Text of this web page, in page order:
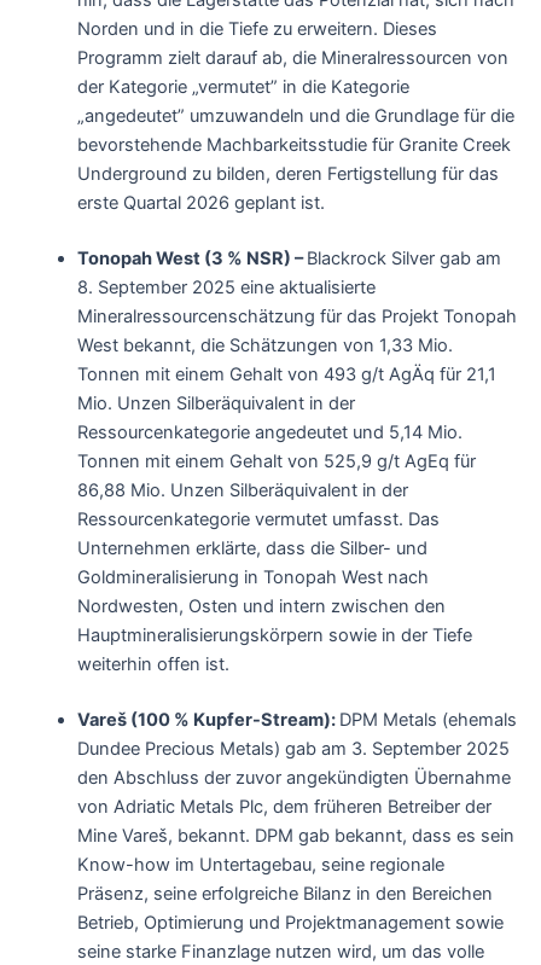
Norden und in die Tiefe zu erweitern. Dieses
Programm zielt darauf ab, die Mineralressourcen von
der Kategorie „vermutet” in die Kategorie
„angedeutet” umzuwandeln und die Grundlage für die
bevorstehende Machbarkeitsstudie für Granite Creek
Underground zu bilden, deren Fertigstellung für das
erste Quartal 2026 geplant ist.
Tonopah West (3 % NSR) –Blackrock Silver gab am
8. September 2025 eine aktualisierte
Mineralressourcenschätzung für das Projekt Tonopah
West bekannt, die Schätzungen von 1,33 Mio.
Tonnen mit einem Gehalt von 493 g/t AgÄq für 21,1
Mio. Unzen Silberäquivalent in der
Ressourcenkategorie angedeutet und 5,14 Mio.
Tonnen mit einem Gehalt von 525,9 g/t AgEq für
86,88 Mio. Unzen Silberäquivalent in der
Ressourcenkategorie vermutet umfasst. Das
Unternehmen erklärte, dass die Silber- und
Goldmineralisierung in Tonopah West nach
Nordwesten, Osten und intern zwischen den
Hauptmineralisierungskörpern sowie in der Tiefe
weiterhin offen ist.
Vareš (100 % Kupfer-Stream): DPM Metals (ehemals
Dundee Precious Metals) gab am 3. September 2025
den Abschluss der zuvor angekündigten Übernahme
von Adriatic Metals Plc, dem früheren Betreiber der
Mine Vareš, bekannt. DPM gab bekannt, dass es sein
Know-how im Untertagebau, seine regionale
Präsenz, seine erfolgreiche Bilanz in den Bereichen
Betrieb, Optimierung und Projektmanagement sowie
seine starke Finanzlage nutzen wird, um das volle